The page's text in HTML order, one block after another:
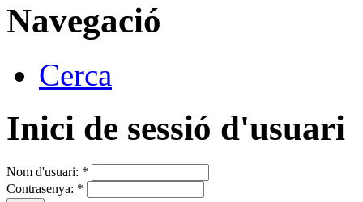
Navegació
Cerca
Inici de sessió d'usuari
Nom d'usuari: *
Contrasenya: *